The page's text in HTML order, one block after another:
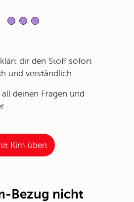
dir den Stoff sofort
und verständlich
deinen Fragen und
Kim üben
Bezug nicht